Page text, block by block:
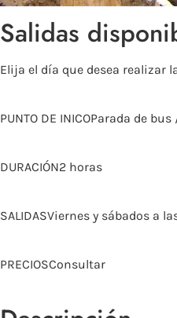
Salidas
Elija el día que desea realizar
PUNTO DE INICOParada de
DURACIÓN2 horas
SALIDASViernes y sábados a
PRECIOSConsultar